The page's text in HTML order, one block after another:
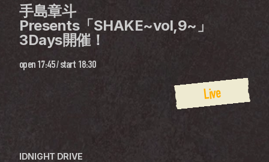
手島章斗
Presents「SHAKE~vol,9~」
3Days開催！
open 17:45 / start 18:30
Live
IDNIGHT DRIVE